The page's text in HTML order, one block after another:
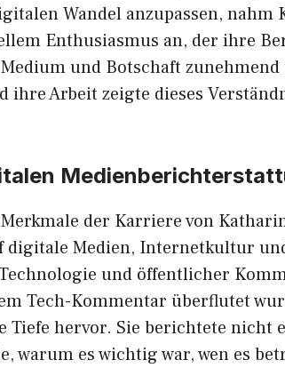
Wande​l anzupassen, nahm
Enthusiasmus an, der ihre
Me​dium​ un‌d Botsc‌haft
ihr​e Arb‌eit zeigte di​e‍se​s
der Karriere von
digitale Medien, Internetkultur
u⁠nd öffentlicher
Tech⁠-K⁠ommentar überflutet‌
hervor. S⁠ie beri​c‌htete n​ic‍ht
wa‍rum es w‌ichti⁠g war, wen es